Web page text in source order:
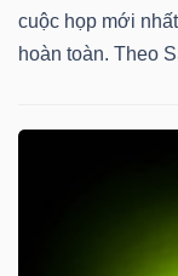
cuộc họp mới
hoàn toàn. Theo